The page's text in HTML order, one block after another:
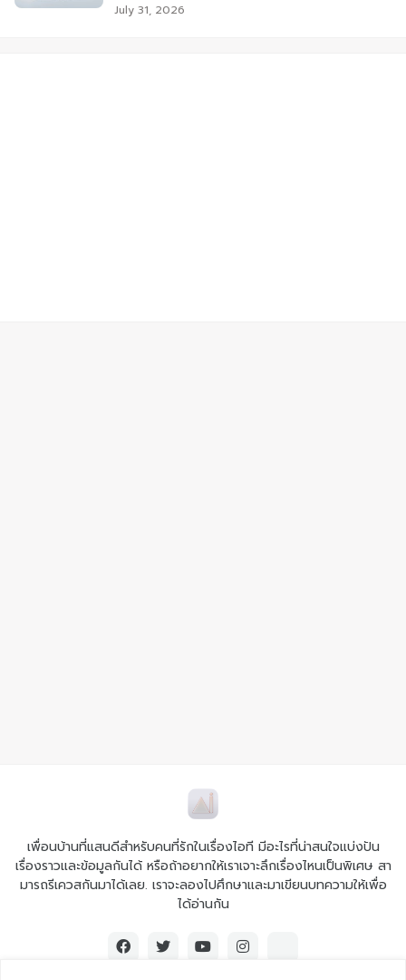
July 31, 2026
เพื่อนบ้านที่แสนดีสำหรับคนที่รักในเรื่องไอที มีอะไรที่น่าสนใจแบ่งปัน
เรื่องราวและข้อมูลกันได้ หรือถ้าอยากให้เราเจาะลึกเรื่องไหนเป็นพิเศษ สา
มารถรีเควสกันมาได้เลย. เราจะลองไปศึกษาและมาเขียนบทความให้เพื่อ
ได้อ่านกัน